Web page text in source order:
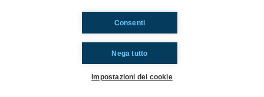
Ti è piaciuto? Condividilo!
Nega tutto
Consenti
Impostazioni dei cookie